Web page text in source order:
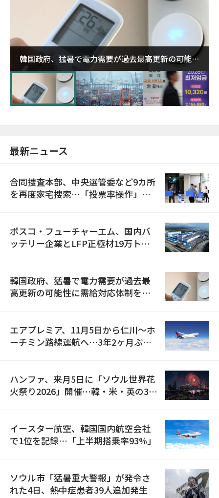
韓国政府、猛暑で電力需要が過去最高更新の可能性
に需給対応体制を点検
最新ニュース
合同捜査本部、中央選管委など9カ所
を再度家宅捜索…「投票率操作」の
ポスコ・フューチャーエム、国内バ
ッテリー企業とLFP正極材19万トン
韓国政府、猛暑で電力需要が過去最
高更新の可能性に需給対応体制を点
エアプレミア、11月5日から仁川〜ホ
ーチミン路線運航へ…3年2ヶ月ぶり
ハンファ、来月5日に「ソウル世界花
火祭り2026」開催…韓・米・英の3カ
イースター航空、韓国国内航空会社
で1位を記録…「上半期搭乗率93%」
ソウル市「猛暑重大警報」が発令さ
れた4日、熱中症患者39人追加発生